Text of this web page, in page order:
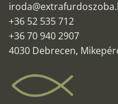
+36 52 535 712
+36 70 940 2907
4030 Debrecen,